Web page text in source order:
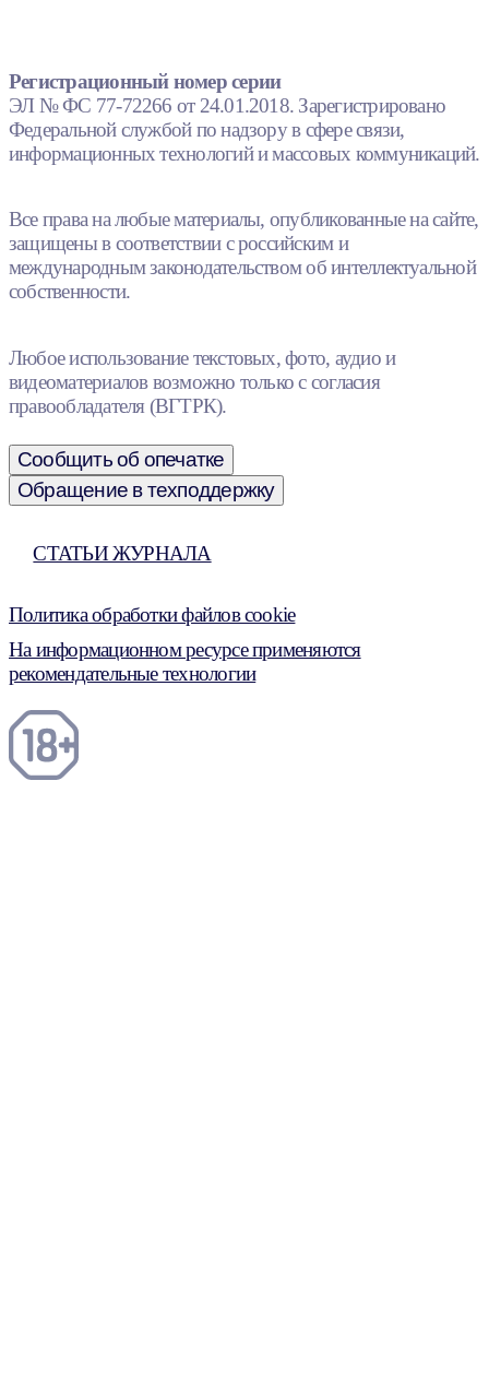
Регистрационный номер серии
ЭЛ № ФС 77-72266 от 24.01.2018. Зарегистрировано
Федеральной службой по надзору в сфере связи,
информационных технологий и массовых коммуникаций.
Все права на любые материалы, опубликованные на сайте,
защищены в соответствии с российским и
международным законодательством об интеллектуальной
собственности.
Любое использование текстовых, фото, аудио и
видеоматериалов возможно только с согласия
правообладателя (ВГТРК).
Сообщить об опечатке
Обращение в техподдержку
СТАТЬИ ЖУРНАЛА
Политика обработки файлов cookie
На информационном ресурсе применяются
рекомендательные технологии